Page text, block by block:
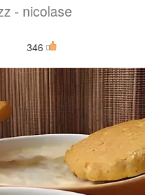
- nicolase
346